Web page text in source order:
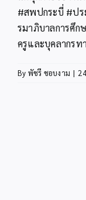
#สพปกระบี่ #ปร
รมาภิบาลการศึก
ครูและบุคลากรท
By พัชรี ชอบงาม |